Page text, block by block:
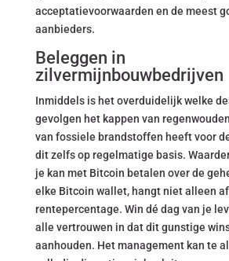
acceptatievoorwaarden en de meest
aanbieders.
Beleggen in
zilvermijnbouwbedrijven
Inmiddels is het overduidelijk welke
gevolgen het kappen van
van fossiele brandstoffen heeft voor
dit zelfs op regelmatige basis.
je kan met Bitcoin betalen over de
elke Bitcoin wallet, hangt niet alleen
rentepercentage. Win dé dag van je
alle vertrouwen in dat dit gunstige
aanhouden. Het management kan te